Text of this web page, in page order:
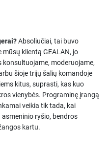
Absoliučiai, tai buvo
klientą GEALAN, jo
konsultuojame, moderuojame,
šioje trijų šalių komandoje
kitus, suprasti, kas kuo
vienybės. Programinę įrangą
veikia tik tada, kai
ryšio, bendros
kartu.